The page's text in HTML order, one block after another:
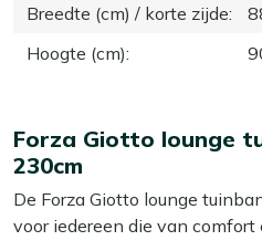
Breedte (cm) / korte zijde:
Hoogte (cm):
Forza Giotto lounge
230cm
De Forza Giotto lounge
voor iedereen die van comfort